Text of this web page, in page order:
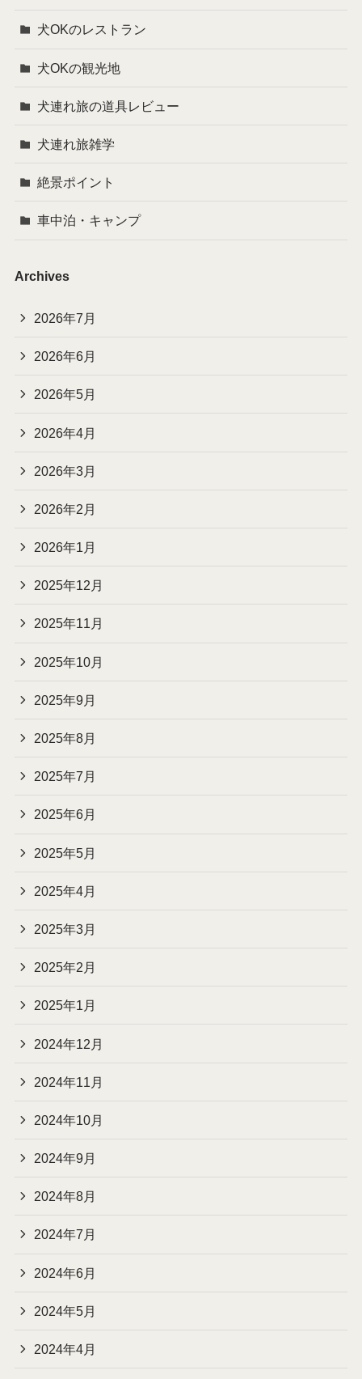
犬OKのレストラン
犬OKの観光地
犬連れ旅の道具レビュー
犬連れ旅雑学
絶景ポイント
車中泊・キャンプ
Archives
2026年7月
2026年6月
2026年5月
2026年4月
2026年3月
2026年2月
2026年1月
2025年12月
2025年11月
2025年10月
2025年9月
2025年8月
2025年7月
2025年6月
2025年5月
2025年4月
2025年3月
2025年2月
2025年1月
2024年12月
2024年11月
2024年10月
2024年9月
2024年8月
2024年7月
2024年6月
2024年5月
2024年4月